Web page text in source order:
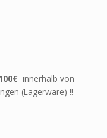
innerhalb von
(Lagerware) !!